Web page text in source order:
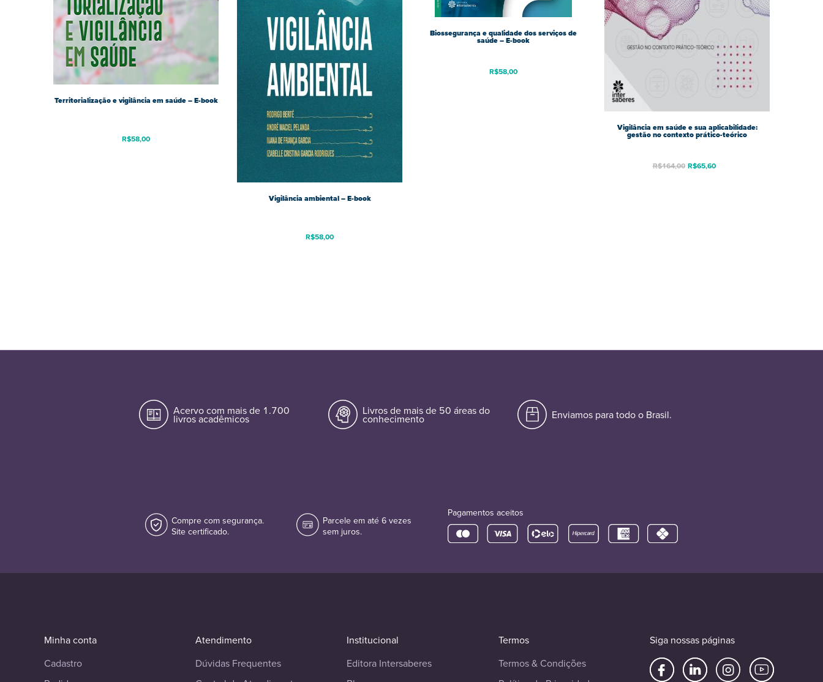
Territorialização e vigilância em saúde – E-book
R$58,00
Vigilância ambiental – E-book
R$58,00
Biossegurança e qualidade dos serviços de
saúde – E-book
R$58,00
Vigilância em saúde e sua aplicabilidade:
gestão no contexto prático-teórico
R$164,00 R$65,60
Acervo com mais de 1.700
livros acadêmicos
Livros de mais de 50 áreas do
conhecimento Enviamos para todo o Brasil.
Compre com segurança.
Site certificado.
Parcele em até 6 vezes
sem juros.
Pagamentos aceitos
Minha conta
Cadastro
Atendimento
Dúvidas Frequentes
Institucional
Editora Intersaberes
Termos
Termos & Condições
Siga nossas páginas